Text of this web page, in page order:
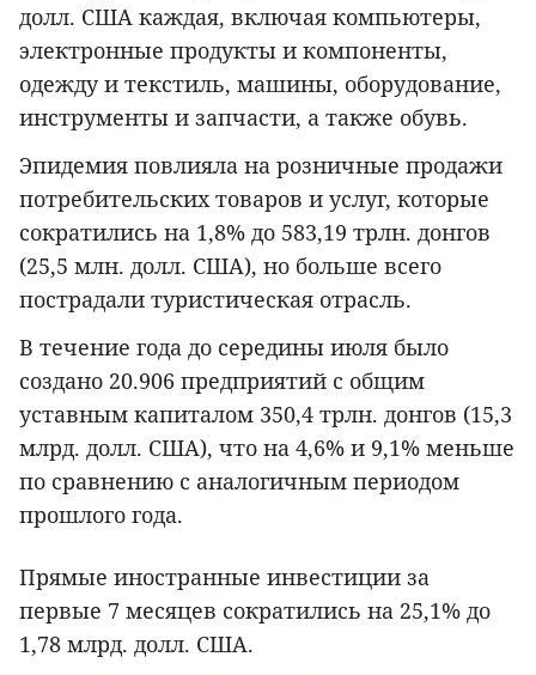
долл. США каждая, включая компьютеры,
электронные продукты и компоненты,
одежду и текстиль, машины, оборудование,
инструменты и запчасти, а также обувь.
Эпидемия повлияла на розничные продажи
потребительских товаров и услуг, которые
сократились на 1,8% до 583,19 трлн. донгов
(25,5 млн. долл. США), но больше всего
пострадали туристическая отрасль.
В течение года до середины июля было
создано 20.906 предприятий с общим
уставным капиталом 350,4 трлн. донгов (15,3
млрд. долл. США), что на 4,6% и 9,1% меньше
по сравнению с аналогичным периодом
прошлого года.
Прямые иностранные инвестиции за
первые 7 месяцев сократились на 25,1% до
1,78 млрд. долл. США.